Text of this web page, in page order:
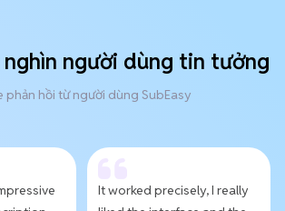
người dùng tin tưởng
phản hồi từ người dùng SubEasy
It worked precisely, I really